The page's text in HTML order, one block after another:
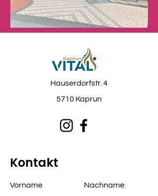
Hauserdorfstr. 4
5710 Kaprun
Kontakt
Vorname Nachname